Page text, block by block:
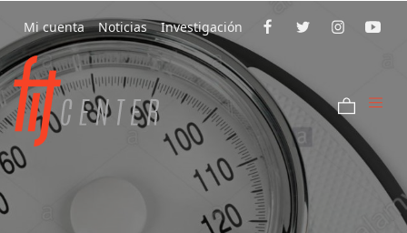
Mi cuenta Noticias Investigación